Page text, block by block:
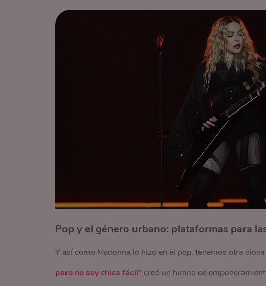
Pop y el género urbano: plataformas para
Y así como Madonna lo hizo en el pop, tenemos otra
pero no soy chica fácil” creó un himno de